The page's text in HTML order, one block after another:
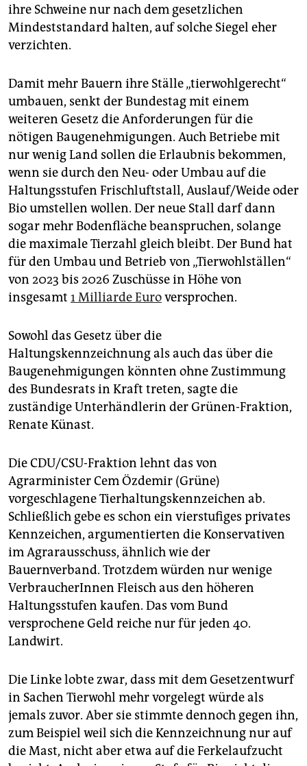
ihre Schweine nur nach dem gesetzlichen
Mindeststandard halten, auf solche Siegel eher
verzichten.
Damit mehr Bauern ihre Ställe „tierwohlgerecht“
umbauen, senkt der Bundestag mit einem
weiteren Gesetz die Anforderungen für die
nötigen Baugenehmigungen. Auch Betriebe mit
nur wenig Land sollen die Erlaubnis bekommen,
wenn sie durch den Neu- oder Umbau auf die
Haltungsstufen Frischluftstall, Auslauf/Weide oder
Bio umstellen wollen. Der neue Stall darf dann
sogar mehr Bodenfläche beanspruchen, solange
die maximale Tierzahl gleich bleibt. Der Bund hat
für den Umbau und Betrieb von „Tierwohlställen“
von 2023 bis 2026 Zuschüsse in Höhe von
insgesamt 1 Milliarde Euroversprochen.
Sowohl das Gesetz über die
Haltungskennzeichnung als auch das über die
Baugenehmigungen könnten ohne Zustimmung
des Bundesrats in Kraft treten, sagte die
zuständige Unterhändlerin der Grünen-Fraktion,
Renate Künast.
Die CDU/CSU-Fraktion lehnt das von
Agrarminister Cem Özdemir (Grüne)
vorgeschlagene Tierhaltungskennzeichen ab.
Schließlich gebe es schon ein vierstufiges privates
Kennzeichen, argumentierten die Konservativen
im Agrarausschuss, ähnlich wie der
Bauernverband. Trotzdem würden nur wenige
VerbraucherInnen Fleisch aus den höheren
Haltungsstufen kaufen. Das vom Bund
versprochene Geld reiche nur für jeden 40.
Landwirt.
Die Linke lobte zwar, dass mit dem Gesetzentwurf
in Sachen Tierwohl mehr vorgelegt würde als
jemals zuvor. Aber sie stimmte dennoch gegen ihn,
zum Beispiel weil sich die Kennzeichnung nur auf
die Mast, nicht aber etwa auf die Ferkelaufzucht